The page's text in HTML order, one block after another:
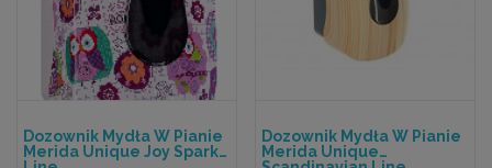
Dozownik Mydła W Pianie
Merida Unique Joy Spark
Dozownik Mydła W Pianie
Merida Unique